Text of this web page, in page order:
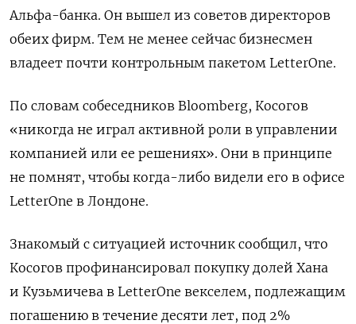
Альфа-банка. Он вышел из советов директоров
обеих фирм. Тем не менее сейчас бизнесмен
владеет почти контрольным пакетом LetterOne.
По словам собеседников Bloomberg, Косогов
«никогда не играл активной роли в управлении
компанией или ее решениях». Они в принципе
не помнят, чтобы когда-либо видели его в офисе
LetterOne в Лондоне.
Знакомый с ситуацией источник сообщил, что
Косогов профинансировал покупку долей Хана
и Кузьмичева в LetterOne векселем, подлежащим
погашению в течение десяти лет, под 2%